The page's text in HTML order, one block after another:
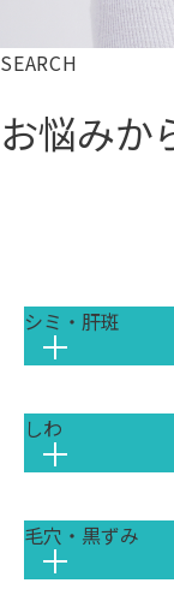
SEARCH
お悩みか
シミ・肝斑
一般的な
ルモンバ
右対称に
しわ
紫外線や
毛穴・黒ずみ